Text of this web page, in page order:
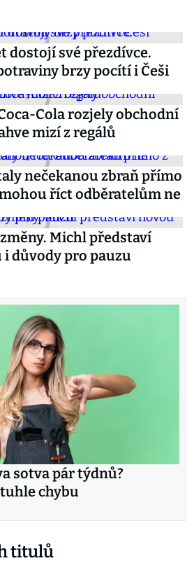
dostojí své přezdívce.
brzy pocítí i Češi
Cola rozjely obchodní
mizí z regálů
nečekanou zbraň přímo
říct odběratelům ne
změny. Michl představí
důvody pro pauzu
sotva pár týdnů?
chybu
titulů